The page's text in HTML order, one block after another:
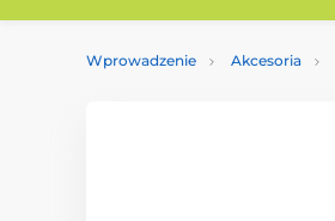
Wprowadzenie Akcesoria